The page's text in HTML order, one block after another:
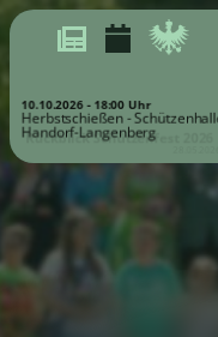
Rückblick Schützenfest 2026
Herbstschießen - Schützenhalle
Handorf-Langenberg